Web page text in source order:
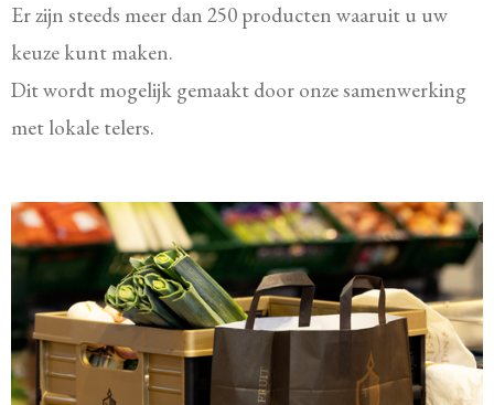
Er zijn steeds meer dan 250 producten waaruit u uw
keuze kunt maken.
Dit wordt mogelijk gemaakt door onze samenwerking
met lokale telers.